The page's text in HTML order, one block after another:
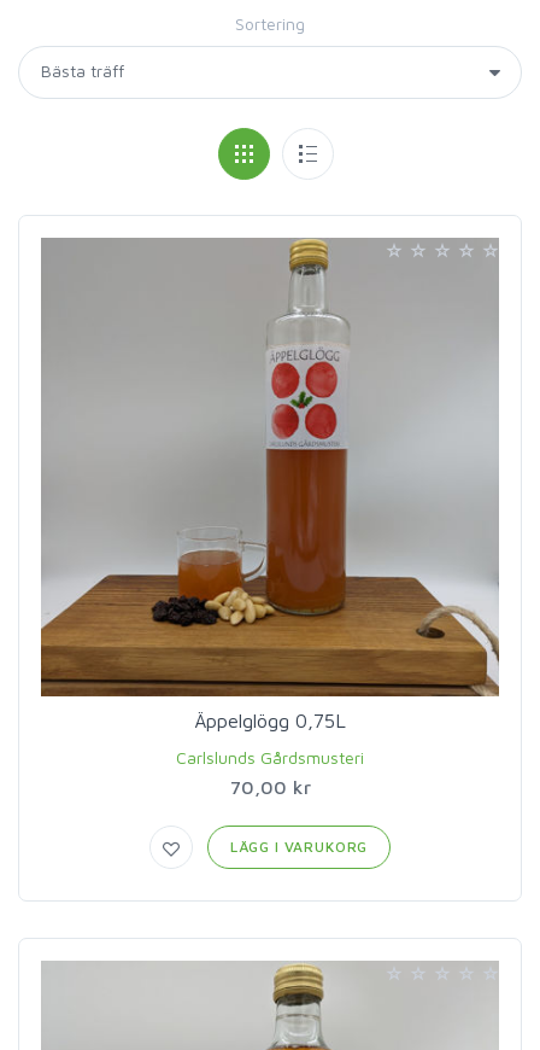
Sortering
Äppelglögg 0,75L
Carlslunds Gårdsmusteri
70,00 kr
LÄGG I VARUKORG